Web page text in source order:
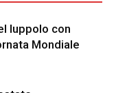
luppolo con
Mondiale